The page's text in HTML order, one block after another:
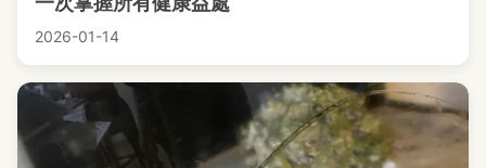
2026-01-14